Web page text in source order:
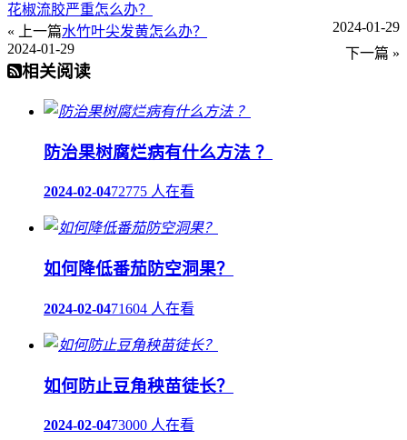
花椒流胶严重怎么办？
« 上一篇
2024-01-29
水竹叶尖发黄怎么办？
下一篇 »
2024-01-29
相关阅读
防治果树腐烂病有什么方法 ？
2024-02-0472775 人在看
如何降低番茄防空洞果？
2024-02-0471604 人在看
如何防止豆角秧苗徒长？
2024-02-0473000 人在看